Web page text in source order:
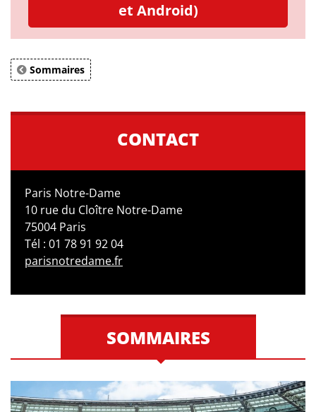
et Android)
Sommaires
CONTACT
Paris Notre-Dame
10 rue du Cloître Notre-Dame
75004 Paris
Tél : 01 78 91 92 04
parisnotredame.fr
SOMMAIRES